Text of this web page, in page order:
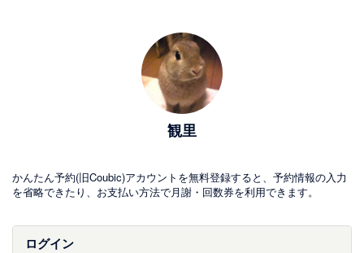
観里
かんたん予約(旧Coubic)アカウントを無料登録すると、予約情報の入力
を省略できたり、お支払い方法で月謝・回数券を利用できます。
ログイン